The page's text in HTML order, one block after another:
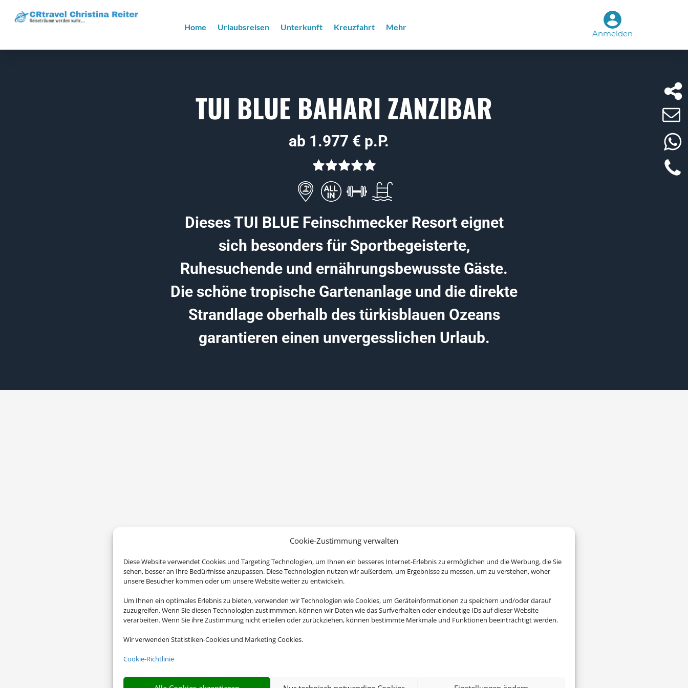
Cookie-Zustimmung verwalten
Diese Website verwendet Cookies und Targeting Technologien, um Ihnen ein besseres Internet-Erlebnis zu ermöglichen und die Werbung, die Sie
sehen, besser an Ihre Bedürfnisse anzupassen. Diese Technologien nutzen wir außerdem, um Ergebnisse zu messen, um zu verstehen, woher
unsere Besucher kommen oder um unsere Website weiter zu entwickeln.
Um Ihnen ein optimales Erlebnis zu bieten, verwenden wir Technologien wie Cookies, um Geräteinformationen zu speichern und/oder darauf
zuzugreifen. Wenn Sie diesen Technologien zustimmmen, können wir Daten wie das Surfverhalten oder eindeutige IDs auf dieser Website
verarbeiten. Wenn Sie ihre Zustimmung nicht erteilen oder zurückziehen, können bestimmte Merkmale und Funktionen beeinträchtigt werden.
Wir verwenden Statistiken-Cookies und Marketing Cookies.
Cookie-Richtlinie
Home Urlaubsreisen Unterkunft Kreuzfahrt Mehr
Anmelden
TUI BLUE BAHARI ZANZIBAR
ab 1.977 € p.P.
Dieses TUI BLUE Feinschmecker Resort eignet
sich besonders für Sportbegeisterte,
Ruhesuchende und ernährungsbewusste Gäste.
Die schöne tropische Gartenanlage und die direkte
Strandlage oberhalb des türkisblauen Ozeans
garantieren einen unvergesslichen Urlaub.